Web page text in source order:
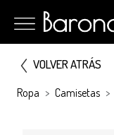
VOLVER ATRÁS
Ropa Camisetas